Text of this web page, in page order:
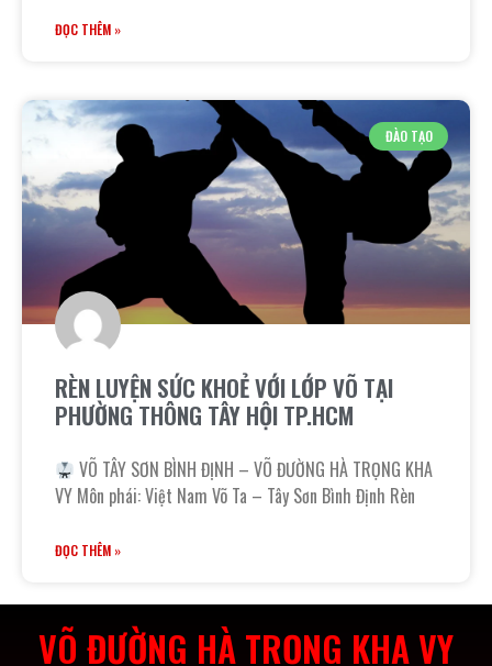
ĐỌC THÊM »
ĐÀO TẠO
RÈN LUYỆN SỨC KHOẺ VỚI LỚP VÕ TẠI
PHƯỜNG THÔNG TÂY HỘI TP.HCM
VÕ TÂY SƠN BÌNH ĐỊNH – VÕ ĐƯỜNG HÀ TRỌNG KHA
VY Môn phái: Việt Nam Võ Ta – Tây Sơn Bình Định Rèn
ĐỌC THÊM »
VÕ ĐƯỜNG HÀ TRỌNG KHA VY